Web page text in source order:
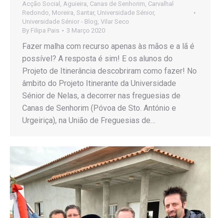
Acção Social , Aguieira, Canas de Senhorim, Carvalhal
Redondo, Moreira, Santar, Universidade Sénior,
Universidade Sénior - Blog, Vilar Seco
By Filipa Pais 3 Março 2020
Fazer malha com recurso apenas às mãos e a lã é
possível? A resposta é sim! E os alunos do
Projeto de Itinerância descobriram como fazer! No
âmbito do Projeto Itinerante da Universidade
Sénior de Nelas, a decorrer nas freguesias de
Canas de Senhorim (Póvoa de Sto. António e
Urgeiriça), na União de Freguesias de…